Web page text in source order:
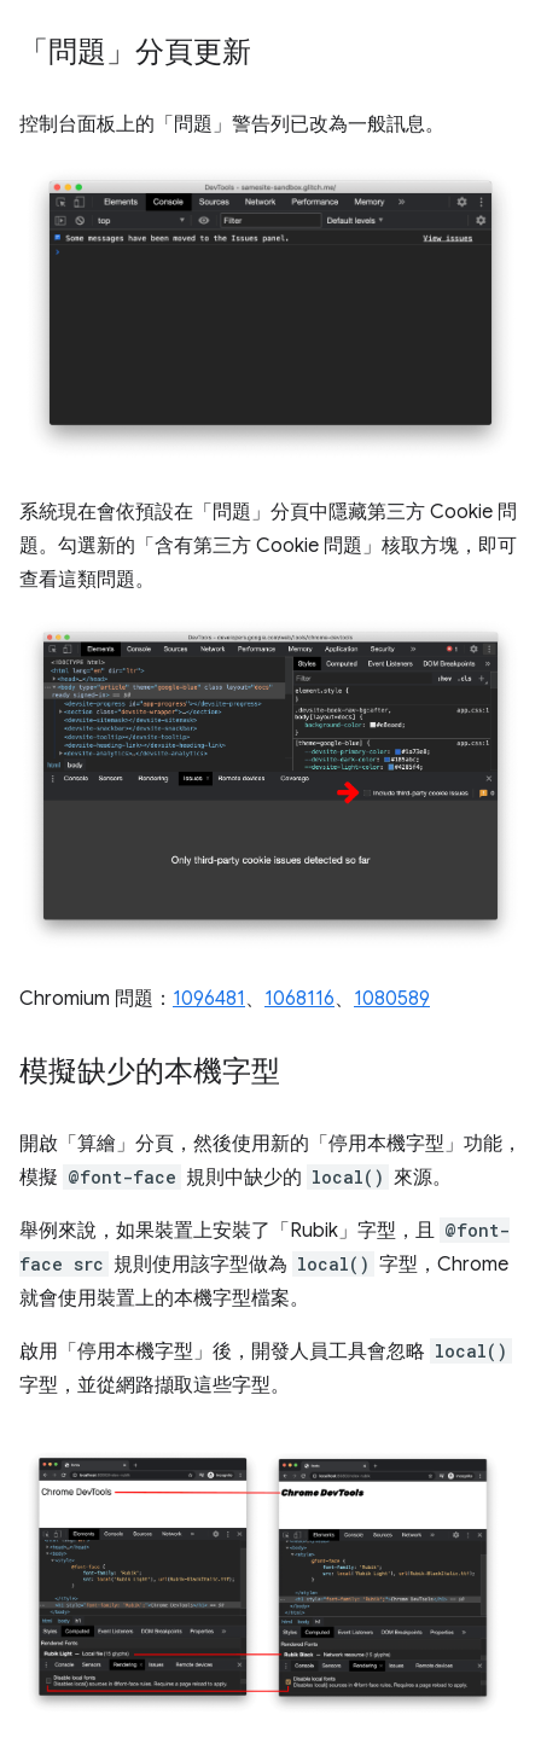
「問題」分頁更新
控制台面板上的「問題」警告列已改為一般訊息。
系統現在會依預設在「問題」分頁中隱藏第三方 Cookie 問
題。勾選新的「含有第三方 Cookie 問題」 核取方塊，即可
查看這類問題。
Chromium 問題： 1096481 、 1068116、 1080589
模擬缺少的本機字型
開啟「算繪」分頁 ，然後使用新的「停用本機字型」 功能，
模擬 @font-face 規則中缺少的 local() 來源。
舉例來說，如果裝置上安裝了「Rubik」字型，且
@font-
face src 規則使用該字型做為 local() 字型，Chrome
就會使用裝置上的本機字型檔案。
啟用「停用本機字型」 後，開發人員工具會忽略 local()
字型，並從網路擷取這些字型。